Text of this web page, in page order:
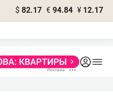
$ 82.17 € 94.84 ¥ 12.17